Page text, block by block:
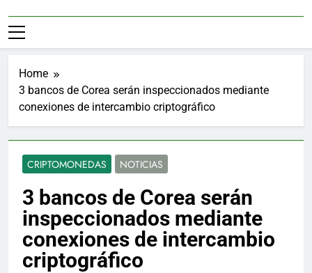
Home
3 bancos de Corea serán inspeccionados mediante
conexiones de intercambio criptográfico
CRIPTOMONEDAS NOTICIAS
3 bancos de Corea serán
inspeccionados mediante
conexiones de intercambio
criptográfico